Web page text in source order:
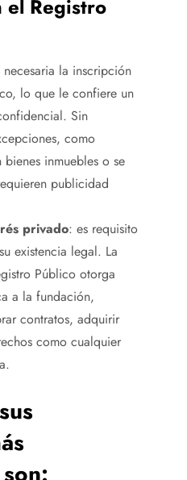
el Registro
necesaria la inscripción
lo que le confiere un
Sin
como
inmuebles o se
publicidad
privado: es requisito
existencia legal. La
Público otorga
a la fundación,
contratos, adquirir
como cualquier